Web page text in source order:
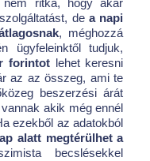
nem ritka, hogy akár
dea napi
, méghozzá
ügyfeleinktől tudjuk,
forintot lehet keresni
az az összeg, ami te
beszerzési árát
akik még ennél
ezekből az adatokból
alatt megtérülhet a
becslésekkel